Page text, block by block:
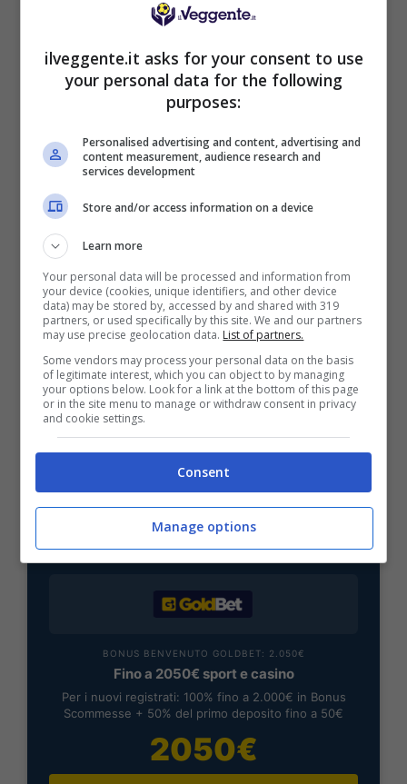
Tiago Gabriel, Gallo; Coulibaly, Ramadani,
MILAN (3-5-2):Maignan; Tomori, Gabbia,
Pavlovic; Musah, Loftus-Cheek, Modric, Fofana,
Estupinan; Saelemaekers, Gimenez.
[poll id=”2770″]
POSSIBILE RISULTATO: 0-1
BONUS SPORTBET: 100€ SUBITO
Bonus 50€ SENZA deposito + fino a 50€ di
rimborso
Bonus 50€ senza deposito sport + fino a 50€ di
bonus rimborso sul primo deposito
200€
Mostra Informazioni
BONUS BENVENUTO GOLDBET: 2.050€
Fino a 2050€ sport e casino
Per i nuovi registrati: 100% fino a 2.000€ in Bonus
Scommesse + 50% del primo deposito fino a 50€
2050€
ilveggente.it asks for your consent to use
your personal data for the following
purposes:
Personalised advertising and content, advertising and
content measurement, audience research and
services development
Store and/or access information on a device
Learn more
Your personal data will be processed and information from
your device (cookies, unique identifiers, and other device
data) may be stored by, accessed by and shared with 319
partners, or used specifically by this site. We and our partners
may use precise geolocation data. List of partners.
Some vendors may process your personal data on the basis
of legitimate interest, which you can object to by managing
your options below. Look for a link at the bottom of this page
or in the site menu to manage or withdraw consent in privacy
and cookie settings.
Consent
Manage options